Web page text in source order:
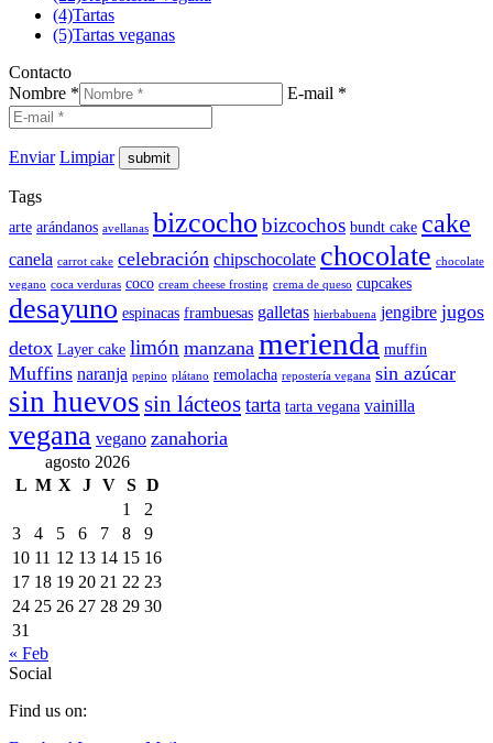
(4)Tartas
(5)Tartas veganas
Contacto
Nombre *
E-mail *
Enviar Limpiar
Tags
arte arándanos avellanas bizcocho bizcochos bundt cake cake
canela carrot cake celebración chipschocolate chocolate chocolate
vegano coca verduras coco cream cheese frosting crema de queso cupcakes
desayuno espinacas frambuesas galletas hierbabuena jengibre jugos
detox Layer cake limón manzana merienda muffin
Muffins naranja pepino plátano remolacha repostería vegana sin azúcar
sin huevos sin lácteostarta tarta vegana vainilla
vegana vegano zanahoria
agosto 2026
L M X J V S D
1
2
3
4 5 6 7 8
9
10 11 12 13 14 15 16
17 18 19 20 21 22 23
24 25 26 27 28 29 30
31
« Feb
Social
Find us on: